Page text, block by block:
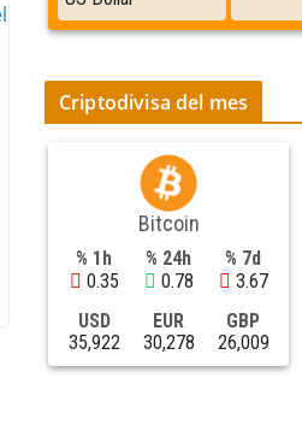
Criptodivisa del mes
Bitcoin
% 1h
0.35
% 24h
0.78
% 7d
3.67
USD
35,922
EUR
30,278
GBP
26,009